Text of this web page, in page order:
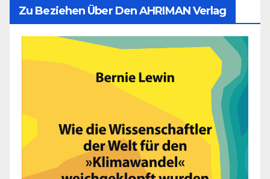
Zu Beziehen Über Den AHRIMAN Verlag